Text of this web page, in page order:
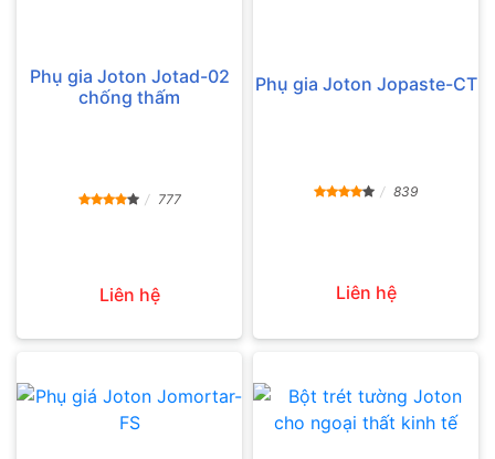
Phụ gia Joton Jotad-02
chống thấm
777
Liên hệ
Phụ gia Joton Jopaste-CT
839
Liên hệ